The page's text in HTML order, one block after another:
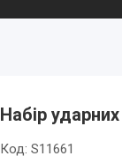
Набір
Код: S11661